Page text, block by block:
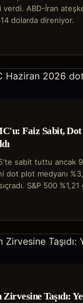
verdi. ABD-İran
dolarda direniyor.
Faiz Sabit,
sabit tuttu ancak 9
dot plot medyanı
S&P 500
Taşıdı: